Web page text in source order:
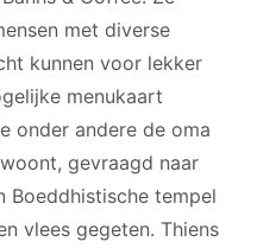
met diverse
kunnen voor lekker
menukaart
onder andere de oma
gevraagd naar
Boeddhistische tempel
vlees gegeten. Thiens